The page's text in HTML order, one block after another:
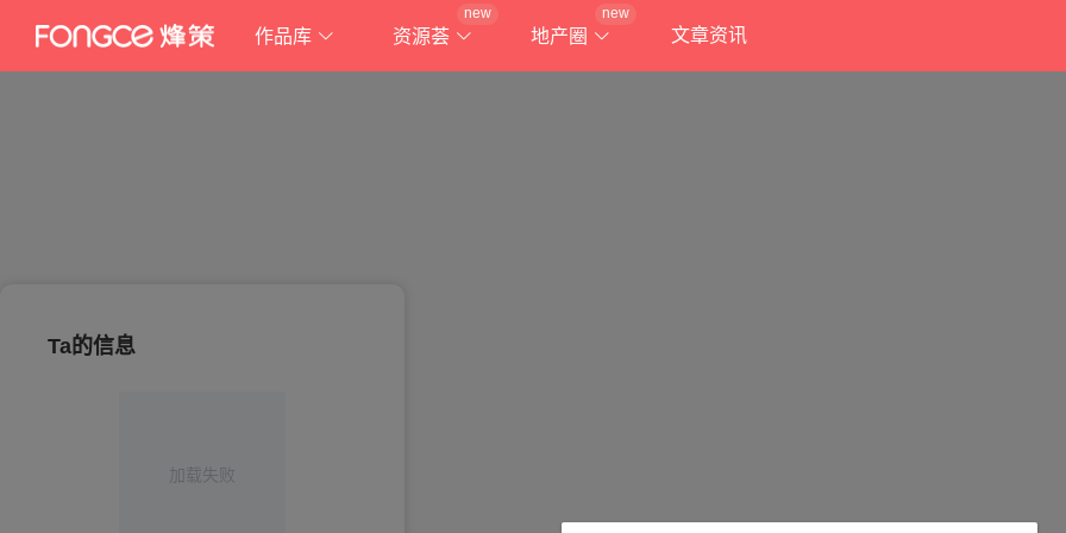
作品库 资源荟
new
地产圈
new
文章资讯
Ta的信息
加载失败